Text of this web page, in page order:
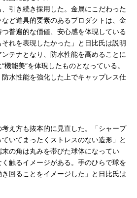
引き続き採用した。金属にこだわった
ど道具的要素のあるプロダクトは、金
普遍的な価値、安心感を体現している
れを表現したかった」と日比氏は説明
テナとなり、防水性能を高めることに
機能美”を体現したものとなっている。
水性能を強化した上でキャップレス仕
え方も抜本的に見直した。「シャープ
いてまったくストレスのない造形」と
の角は丸みを帯びた球体になってい
触るイメージがある。手のひらで球を
回ることをイメージした」と日比氏は